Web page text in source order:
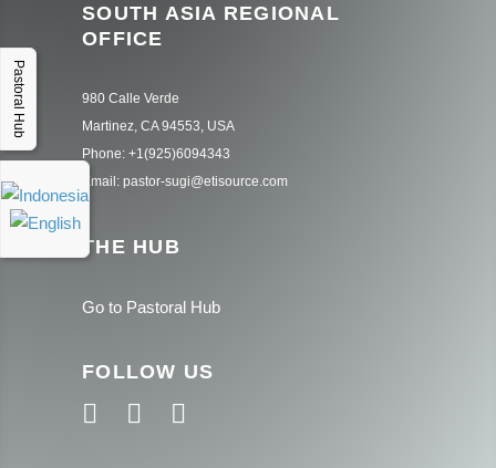
Pastoral Hub
SOUTH ASIA REGIONAL
OFFICE
980 Calle Verde
Martinez, CA 94553, USA
Phone: +1(925)6094343
Email: pastor-sugi@etisource.com
THE HUB
Go to Pastoral Hub
FOLLOW US